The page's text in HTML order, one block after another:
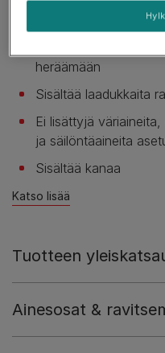
Täynnä makua oleva
kanaa, lohta ja muita
heräämään
Sisältää laadukkaita
Ei lisättyjä
ja säilöntäaineita
Sisältää kanaa
Katso lisää
Tuotteen
Ainesosat &